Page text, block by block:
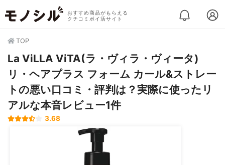
おすすめ商品がもらえる
クチコミポイ活サイト
TOP
La ViLLA ViTA(ラ・ヴィラ・ヴィータ)
リ・ヘアプラス フォーム カール&ストレー
トの悪い口コミ・評判は？実際に使ったリ
アルな本音レビュー1件
3.68